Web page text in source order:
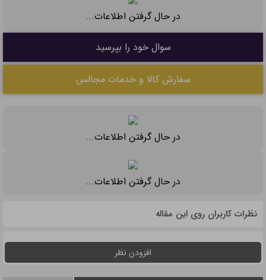
در حال گرفتن اطلاعات...
سوال خود را بپرسید
سفارش کالا و خدمات مجالس
در حال گرفتن اطلاعات...
در حال گرفتن اطلاعات...
نظرات کاربران روی این مقاله
افزودن نظر